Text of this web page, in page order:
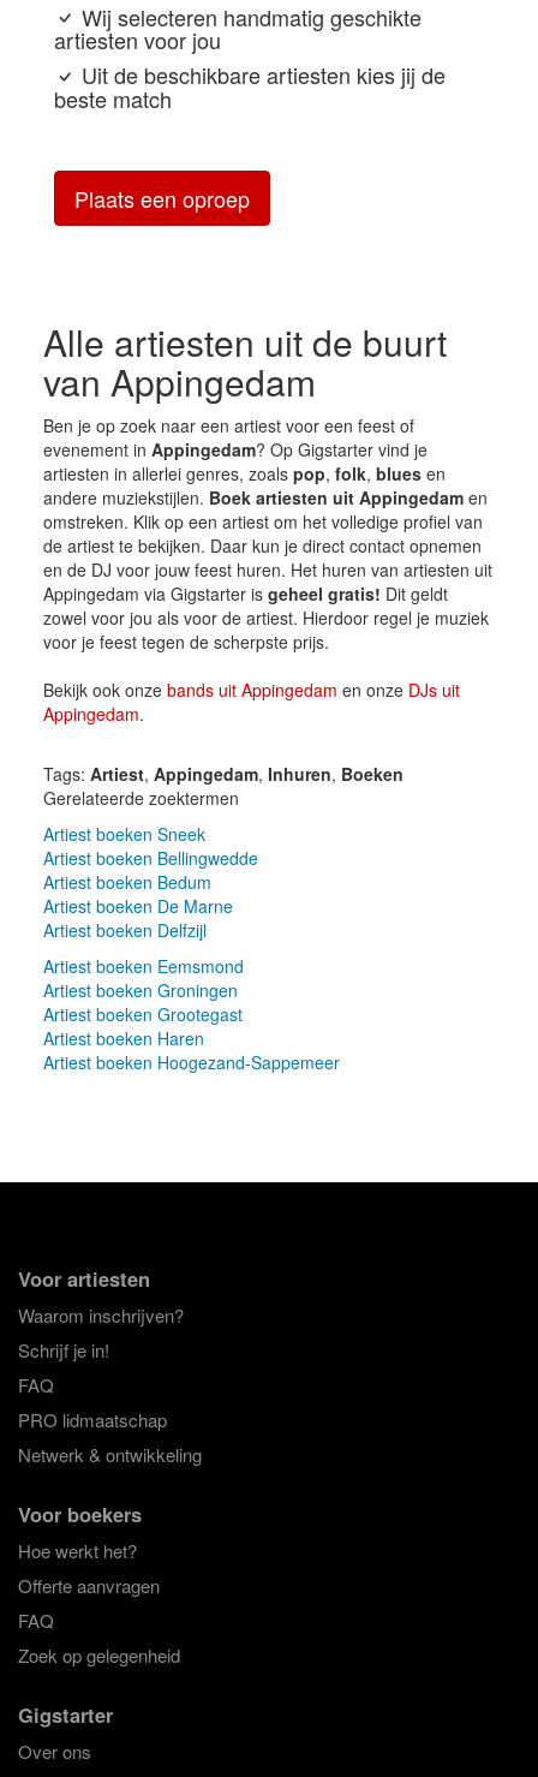
Wij selecteren handmatig geschikte
artiesten voor jou
Uit de beschikbare artiesten kies jij de
beste match
Plaats een oproep
Alle artiesten uit de buurt
van Appingedam
Ben je op zoek naar een artiest voor een feest of
evenement in Appingedam? Op Gigstarter vind je
artiesten in allerlei genres, zoals pop, folk, bluesen
andere muziekstijlen. Boek artiesten uit Appingedamen
omstreken. Klik op een artiest om het volledige profiel van
de artiest te bekijken. Daar kun je direct contact opnemen
en de DJ voor jouw feest huren. Het huren van artiesten uit
Appingedam via Gigstarter is geheel gratis! Dit geldt
zowel voor jou als voor de artiest. Hierdoor regel je muziek
voor je feest tegen de scherpste prijs.
Bekijk ook onze bands uit Appingedam en onze DJs uit
Appingedam.
Tags: Artiest, Appingedam, Inhuren, Boeken
Gerelateerde zoektermen
Artiest boeken Sneek
Artiest boeken Bellingwedde
Artiest boeken Bedum
Artiest boeken De Marne
Artiest boeken Delfzijl
Artiest boeken Eemsmond
Artiest boeken Groningen
Artiest boeken Grootegast
Artiest boeken Haren
Artiest boeken Hoogezand-Sappemeer
Voor artiesten
Waarom inschrijven?
Schrijf je in!
FAQ
PRO lidmaatschap
Netwerk & ontwikkeling
Voor boekers
Hoe werkt het?
Offerte aanvragen
FAQ
Zoek op gelegenheid
Gigstarter
Over ons